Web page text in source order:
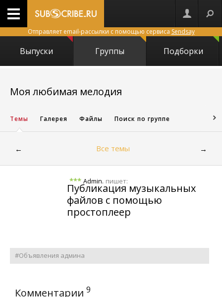
Отправляет email-рассылки с помощью сервиса Sendsay
Выпуски Группы Подборки
Моя любимая мелодия
Темы Галерея Файлы Поиск по группе
← Все темы →
*** Аdmin. пишет:
Публикация музыкальных
файлов с помощью
простоплеер
#Объявления админа
Комментарии 9